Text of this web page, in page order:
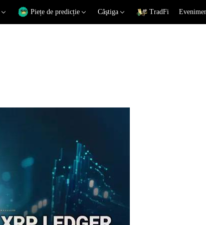
Piețe de predicție Câştiga TradFi